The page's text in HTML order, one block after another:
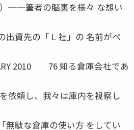
──筆者の脳裏を様々 な想い
出資先の「Ｌ社」の 名前がペ
2010 76 知る倉庫会社であ
依頼し、我々は庫内を視察し
駄な倉庫の使い方 をしてい